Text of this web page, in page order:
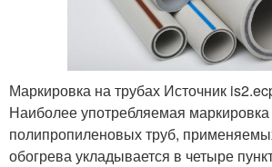
Маркировка на трубах Источник
Наиболее употребляемая маркировка
полипропиленовых труб,
обогрева укладывается в четыре